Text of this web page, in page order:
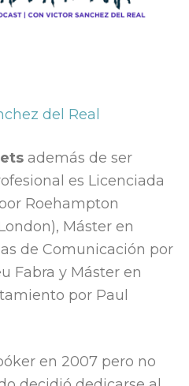
del Real
además de ser
es Licenciada
Roehampton
Máster en
de Comunicación por
Fabra y Máster en
por Paul
en 2007 pero no